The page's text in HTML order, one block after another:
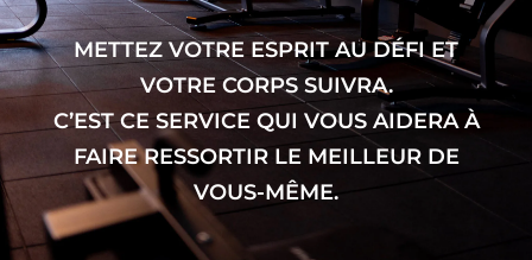
METTEZ VOTRE ESPRIT AU DÉFI ET
VOTRE CORPS SUIVRA.
C’EST CE SERVICE QUI VOUS AIDERA À
FAIRE RESSORTIR LE MEILLEUR DE
VOUS-MÊME.